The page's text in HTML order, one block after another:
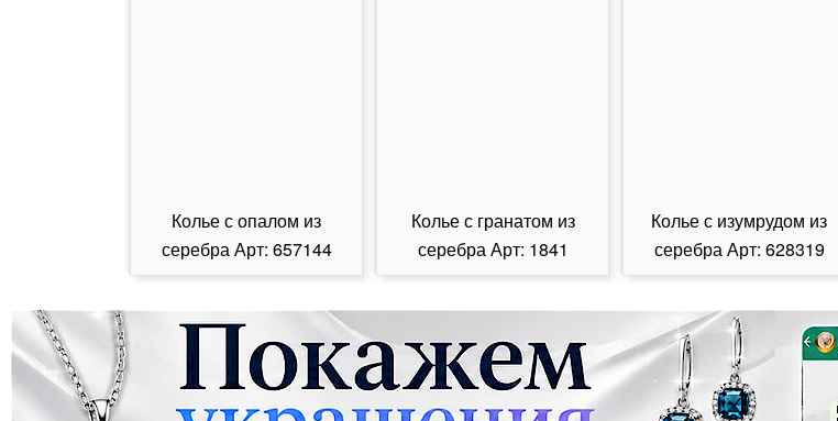
Колье с опалом из
серебра Арт: 657144
Колье с гранатом из
серебра Арт: 1841
Колье с изумрудом из
серебра Арт: 628319